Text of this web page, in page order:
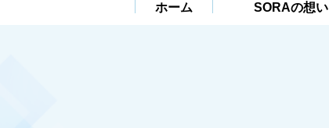
ホーム SORAの想い